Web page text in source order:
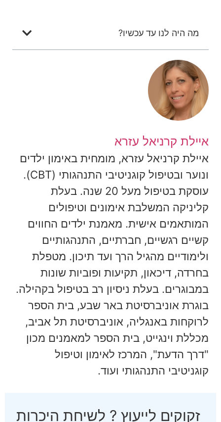
מה היה לנו עד עכשיו?
איילת קרניאל עזרא
איילת קרניאל עזרא, מומחית באימון ילדים
ונוער ובטיפול קוגניטיבי התנהגותי (CBT).
עוסקת בטיפול מעל 20 שנה. בעלת
קליניקה המשלבת אימונים וטיפולים
המותאמים אישית. מאמנת ילדים החווים
קשיים רגשיים, חברתיים, התנהגותיים
ולימודיים מהגיל הרך ועד תיכון. מטפלת
בחרדה, דיכאון, תקיעות ופוביות שונות
במבוגרים. בעלת ניסיון רב בטיפול בקהילה.
בוגרת אוניברסיטת באר שבע, בית הספר
לרוקחות באנגליה, אוניברסיטת תל אביב,
מכללת וינגייט, בית הספר למאמנים מכון
"דרך הדעת", המרכז לאימון וטיפול
קוגניטיבי התנהגותי ועוד.
זקוקים לייעוץ ? לשיחת היכרות